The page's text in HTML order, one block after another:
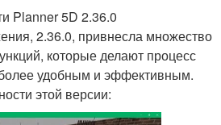
Planner 5D 2.36.0
2.36.0, привнесла множество
которые делают процесс
удобным и эффективным.
этой версии: